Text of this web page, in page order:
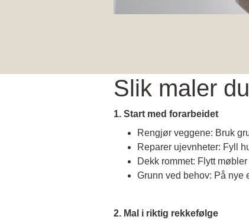
Slik maler
1. Start med forarbeidet
Rengjør veggene: Bruk
Reparer ujevnheter: Fyll
Dekk rommet: Flytt
Grunn ved behov: På nye
2. Mal i riktig rekkefølge